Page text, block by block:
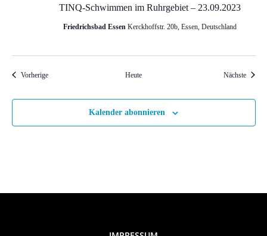
n
TINQ-Schwimmen im Ruhrgebiet – 23.09.2023
Friedrichsbad Essen Kerckhoffstr. 20b, Essen, Deutschland
VorherigeVeranstaltungen Heute Nächste
Kalender abonnieren